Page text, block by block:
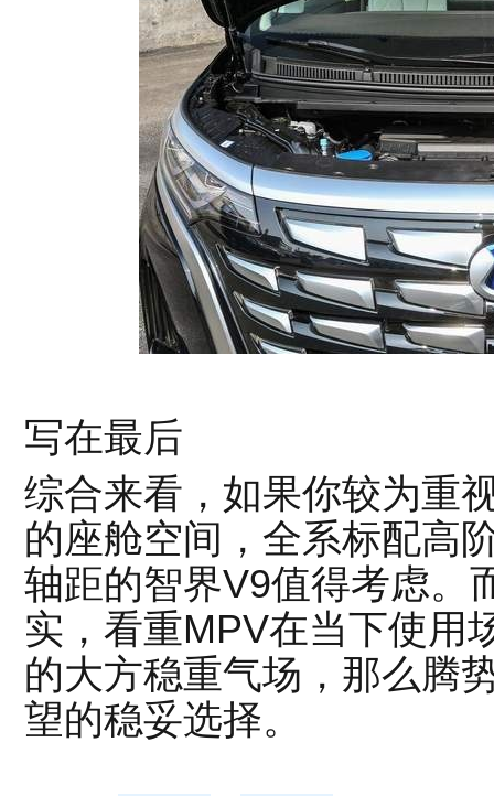
写在最后
综合来看，如果你较为重
的座舱空间，全系标配高
轴距的智界V9值得考虑。
实，看重MPV在当下使用
的大方稳重气场，那么腾
望的稳妥选择。